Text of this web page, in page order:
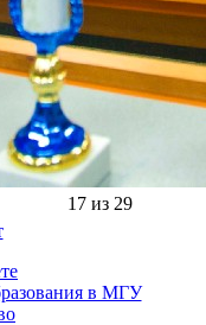
17 из 29
в МГУ